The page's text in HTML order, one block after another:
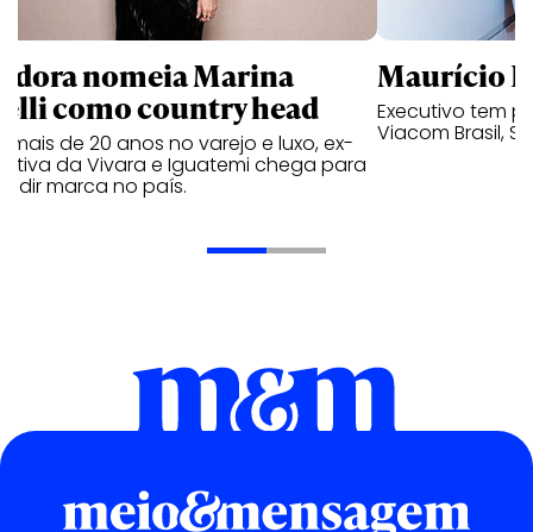
nomeia Marina
como country head
mais de 20 anos no varejo e luxo, ex-
da Vivara e Iguatemi chega para
marca no país.
Maurício
Executivo tem
Viacom Brasil,